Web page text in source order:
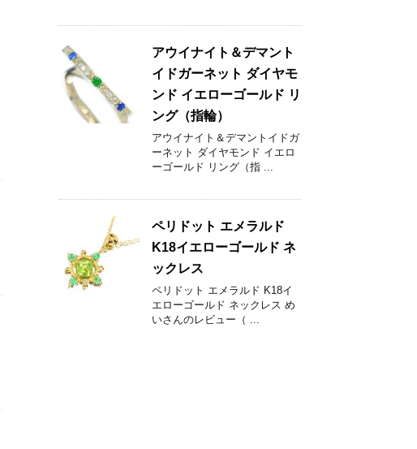
アウイナイト＆デマント
イドガーネット ダイヤモ
ンド イエローゴールド リ
ング（指輪）
アウイナイト＆デマントイドガ
ーネット ダイヤモンド イエロ
ーゴールド リング（指 ...
ペリドット エメラルド
K18イエローゴールド ネ
ックレス
ペリドット エメラルド K18イ
エローゴールド ネックレス め
いさんのレビュー（ ...